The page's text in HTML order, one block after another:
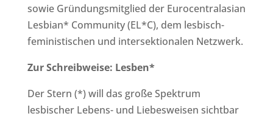
sowie Gründungsmitglied der Eurocentralasian
Lesbian* Community (EL*C), dem lesbisch-
feministischen und intersektionalen Netzwerk.
Zur Schreibweise: Lesben*
Der Stern (*) will das große Spektrum
lesbischer Lebens- und Liebesweisen sichtbar